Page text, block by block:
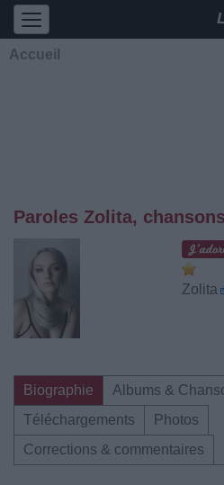
Accueil
Paroles Zolita,
Zolita
Biographie
Albums &
Téléchargements
Photos
Corrections & commentaires